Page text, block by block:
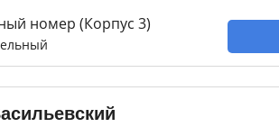
номер (Корпус 3)